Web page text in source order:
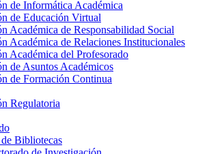
de Informática Académica
de Educación Virtual
Académica de Responsabilidad Social
Académica de Relaciones Institucionales
Académica del Profesorado
de Asuntos Académicos
de Formación Continua
Regulatoria
de Bibliotecas